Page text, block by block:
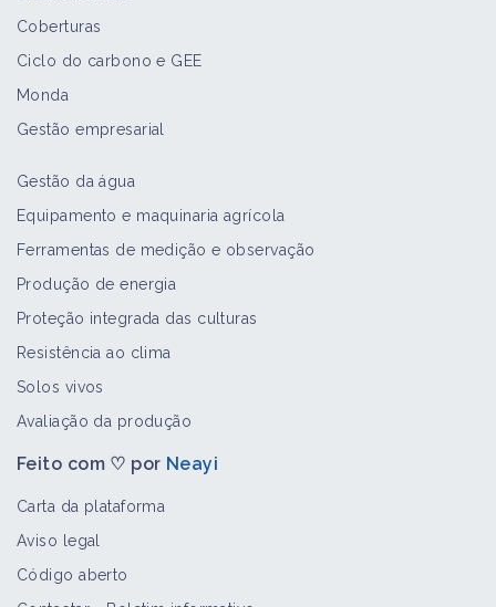
Coberturas
Ciclo do carbono e GEE
Monda
Gestão empresarial
Gestão da água
Equipamento e maquinaria agrícola
Ferramentas de medição e observação
Produção de energia
Proteção integrada das culturas
Resistência ao clima
Solos vivos
Avaliação da produção
Feito com ♡ por Neayi
Carta da plataforma
Aviso legal
Código aberto